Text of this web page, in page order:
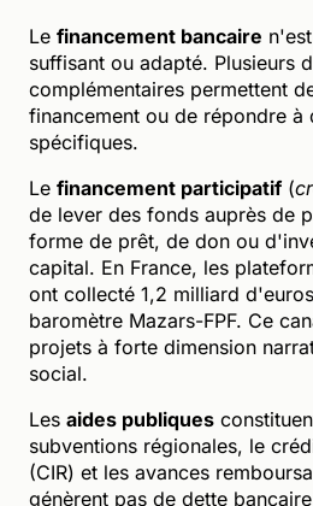
Le financement bancaire
suffisant ou adapté. Plusieurs
complémentaires permettent
financement ou de répondre à
spécifiques.
Le financement participatif(
de lever des fonds auprès de
forme de prêt, de don ou
capital. En France, les
ont collecté 1,2 milliard
baromètre Mazars-FPF. Ce
projets à forte dimension
social.
Les aides publiques
subventions régionales, le
(CIR) et les avances
génèrent pas de dette